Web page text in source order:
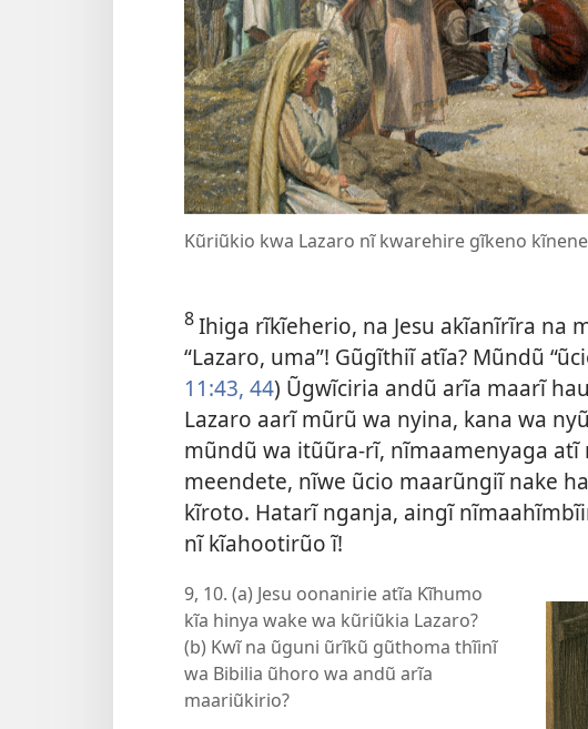
Kũriũkio kwa Lazaro nĩ kwarehire gĩkeno
8Ihiga rĩkĩeherio, na Jesu akĩanĩrĩra na
“Lazaro, uma”! Gũgĩthiĩ atĩa? Mũndũ
11:43, 44) Ũgwĩciria andũ arĩa maarĩ
Lazaro aarĩ mũrũ wa nyina, kana wa
mũndũ wa itũũra-rĩ, nĩmaamenyaga
meendete, nĩwe ũcio maarũngiĩ nake
kĩroto. Hatarĩ nganja, aingĩ
nĩ kĩahootirũo ĩ!
9, 10. (a) Jesu oonanirie atĩa Kĩhumo
kĩa hinya wake wa kũriũkia Lazaro?
(b) Kwĩ na ũguni ũrĩkũ gũthoma thĩinĩ
wa Bibilia ũhoro wa andũ arĩa
maariũkirio?